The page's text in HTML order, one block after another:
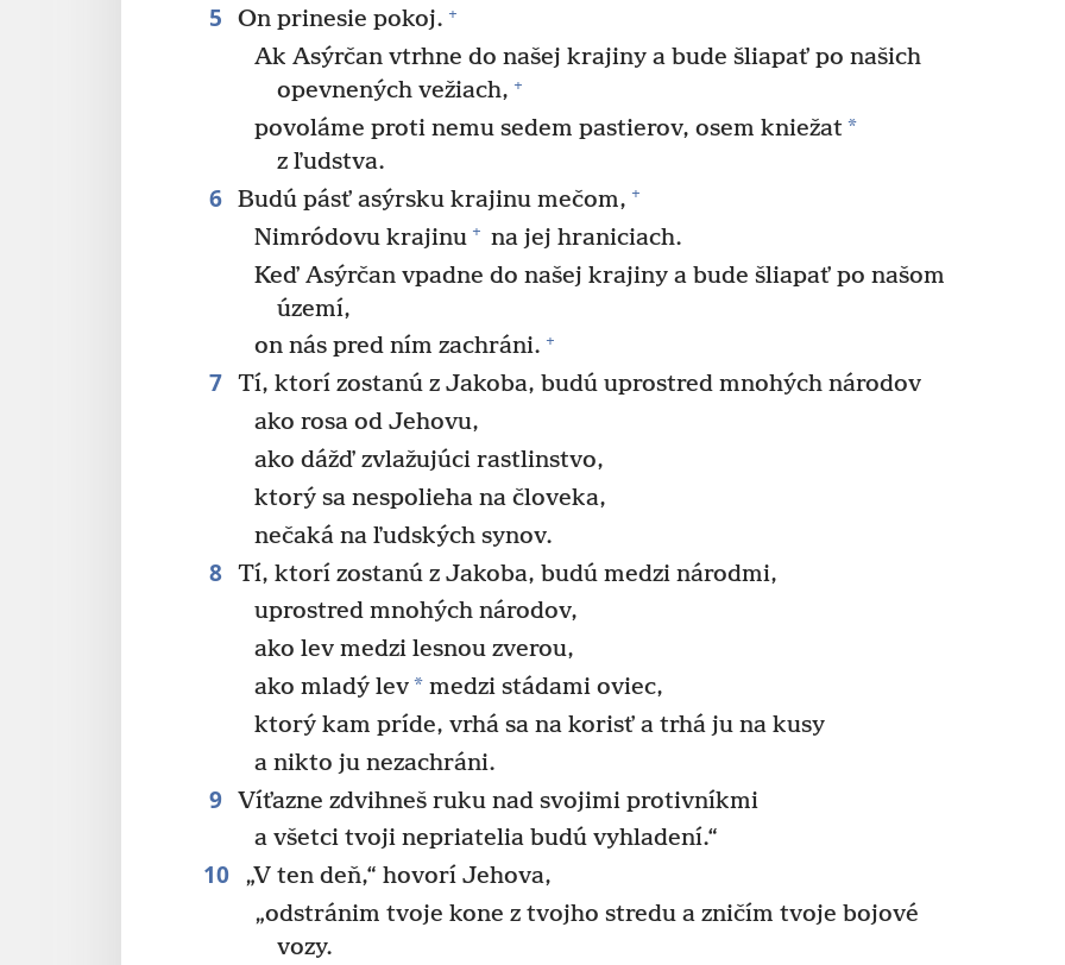
5 On prinesie pokoj. +
Ak Asýrčan vtrhne do našej krajiny a bude šliapať po našich
opevnených vežiach, +
povoláme proti nemu sedem pastierov, osem kniežat*
z ľudstva.
6 Budú pásť asýrsku krajinu mečom, +
Nimródovu krajinu + na jej hraniciach.
Keď Asýrčan vpadne do našej krajiny a bude šliapať po našom
území,
on nás pred ním zachráni. +
7 Tí, ktorí zostanú z Jakoba, budú uprostred mnohých národov
ako rosa od Jehovu,
ako dážď zvlažujúci rastlinstvo,
ktorý sa nespolieha na človeka,
nečaká na ľudských synov.
8 Tí, ktorí zostanú z Jakoba, budú medzi národmi,
uprostred mnohých národov,
ako lev medzi lesnou zverou,
ako mladý lev* medzi stádami oviec,
ktorý kam príde, vrhá sa na korisť a trhá ju na kusy
a nikto ju nezachráni.
9 Víťazne zdvihneš ruku nad svojimi protivníkmi
a všetci tvoji nepriatelia budú vyhladení.“
10
„V ten deň,“ hovorí Jehova,
„odstránim tvoje kone z tvojho stredu a zničím tvoje bojové
vozy.